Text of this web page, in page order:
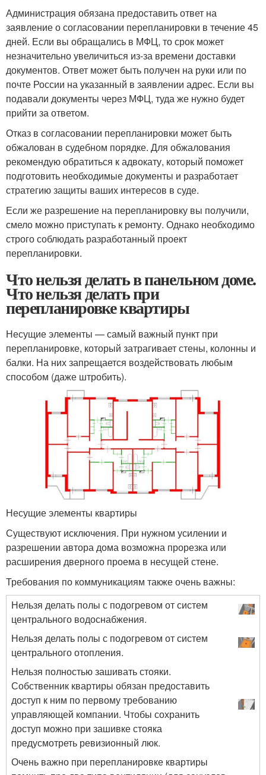
Администрация обязана предоставить ответ на
заявление о согласовании перепланировки в течение 45
дней. Если вы обращались в МФЦ, то срок может
незначительно увеличиться из-за времени доставки
документов. Ответ может быть получен на руки или по
почте России на указанный в заявлении адрес. Если вы
подавали документы через МФЦ, туда же нужно будет
прийти за ответом.
Отказ в согласовании перепланировки может быть
обжалован в судебном порядке. Для обжалования
рекомендую обратиться к адвокату, который поможет
подготовить необходимые документы и разработает
стратегию защиты ваших интересов в суде.
Если же разрешение на перепланировку вы получили,
смело можно приступать к ремонту. Однако необходимо
строго соблюдать разработанный проект
перепланировки.
Что нельзя делать в панельном доме.
Что нельзя делать при
перепланировке квартиры
Несущие элементы — самый важный пункт при
перепланировке, который затрагивает стены, колонны и
балки. На них запрещается воздействовать любым
способом (даже штробить).
Несущие элементы квартиры
Существуют исключения. При нужном усилении и
разрешении автора дома возможна прорезка или
расширения дверного проема в несущей стене.
Требования по коммуникациям также очень важны:
Нельзя делать полы с подогревом от систем
центрального водоснабжения.
Нельзя делать полы с подогревом от систем
центрального отопления.
Нельзя полностью зашивать стояки.
Собственник квартиры обязан предоставить
доступ к ним по первому требованию
управляющей компании. Чтобы сохранить
доступ можно при зашивке стояка
предусмотреть ревизионный люк.
Очень важно при перепланировке квартиры